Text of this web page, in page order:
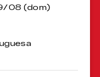
08 (dom)